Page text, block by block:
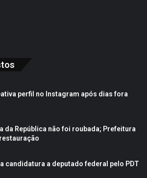
perfil no Instagram após dias fora
da República não foi roubada; Prefeitura
candidatura a deputado federal pelo PDT